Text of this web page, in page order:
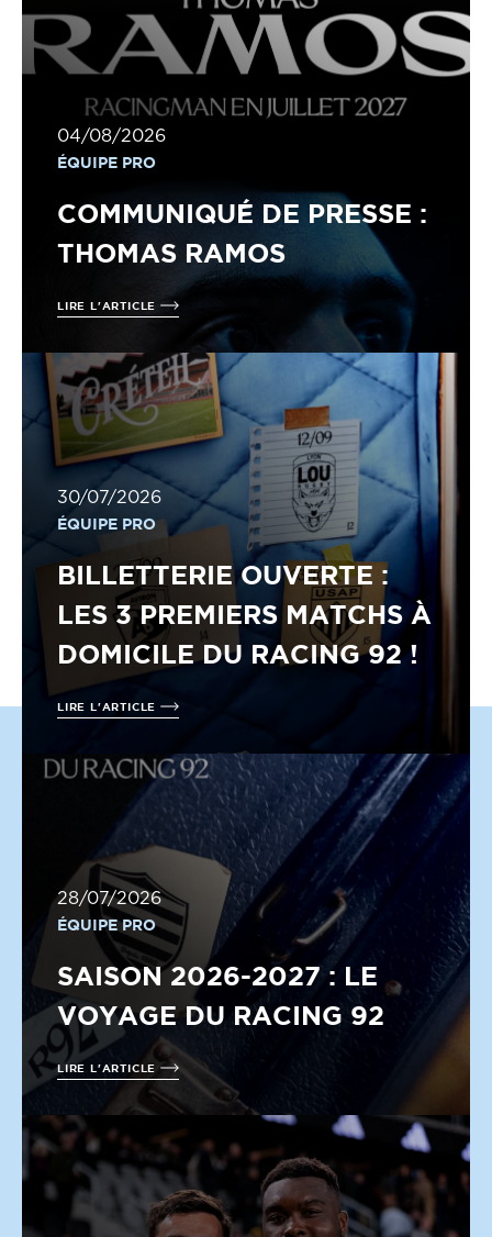
04/08/2026
ÉQUIPE PRO
COMMUNIQUÉ DE PRESSE :
THOMAS RAMOS
LIRE L'ARTICLE
30/07/2026
ÉQUIPE PRO
BILLETTERIE OUVERTE :
LES 3 PREMIERS MATCHS À
DOMICILE DU RACING 92 !
LIRE L'ARTICLE
28/07/2026
ÉQUIPE PRO
SAISON 2026-2027 : LE
VOYAGE DU RACING 92
LIRE L'ARTICLE